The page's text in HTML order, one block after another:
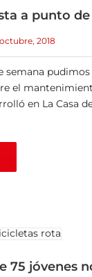
a punto
2018
semana
el
en La Casa
75 jóvenes